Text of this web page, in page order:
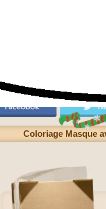
Coloriage Masque